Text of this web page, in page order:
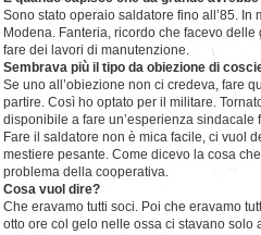
Sono stato operaio saldatore fino all’85.
Modena. Fanteria, ricordo che facevo
fare dei lavori di manutenzione.
Sembrava più il tipo da obiezione di
Se uno all’obiezione non ci credeva, fare
partire. Così ho optato per il militare.
disponibile a fare un’esperienza
Fare il saldatore non è mica facile, ci vuol
mestiere pesante. Come dicevo la cosa
problema della cooperativa.
Cosa vuol dire?
Che eravamo tutti soci. Poi che eravamo
otto ore col gelo nelle ossa ci stavano